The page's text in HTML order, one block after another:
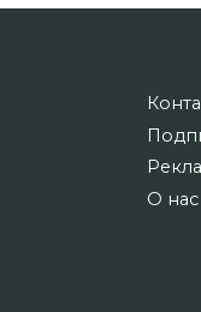
О нас